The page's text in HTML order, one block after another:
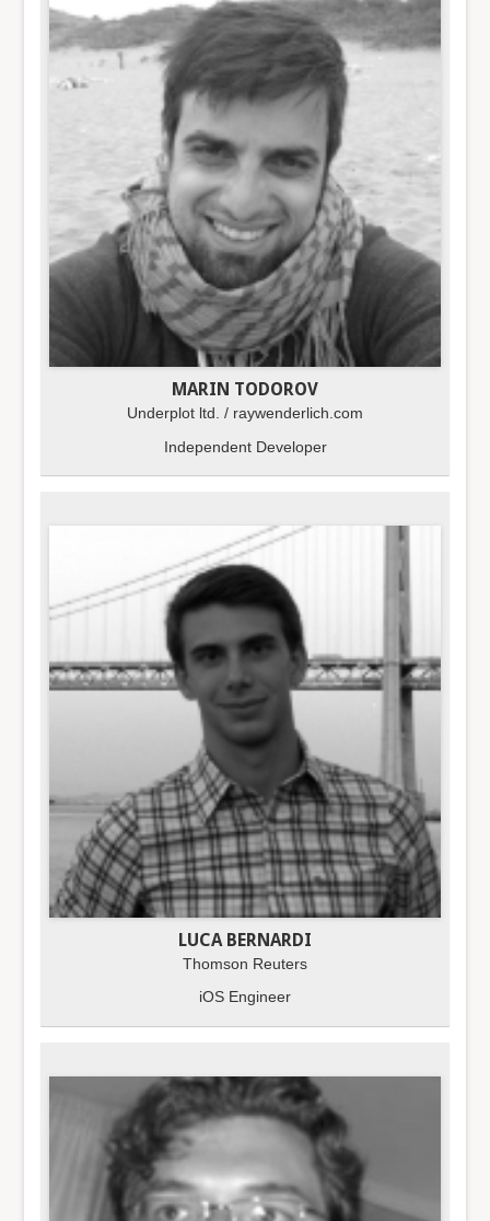
MARIN TODOROV
Underplot ltd. / raywenderlich.com
Independent Developer
LUCA BERNARDI
Thomson Reuters
iOS Engineer